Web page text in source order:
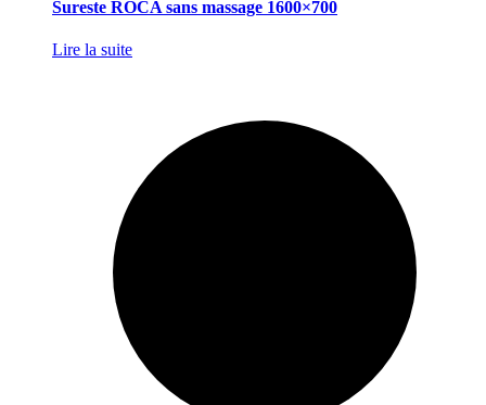
Sureste ROCA sans massage 1600×700
Lire la suite